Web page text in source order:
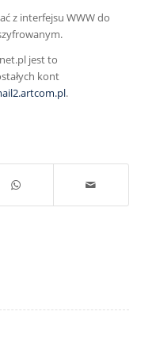
z interfejsu WWW do
jest to
kont
.